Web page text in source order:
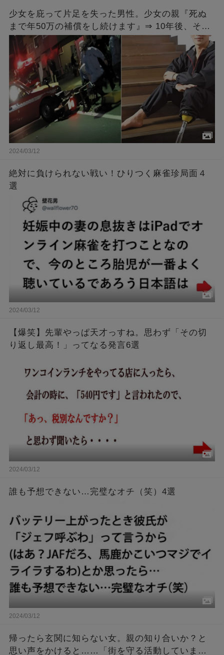
少女を庇って片足を失った男性。少女の親『死ぬ
まで年50万の補償をし続けます』⇒ 10年後、その
少女が結婚すると聞いた男性は・・・
2024/03/12
絶対に負けられない戦い！ひりつく麻雀珍局面４
選
2024/03/12
【爆笑】先輩やっぱ天才っすね。思わず「その切
り返し最高！」ってなる発言6選
2024/03/12
誰も予想できない…完璧なオチ（笑）4選
2024/03/12
帰ったら玄関に知らない女。親の知り合いか？と
思い声をかけると……「街を守る活動していま